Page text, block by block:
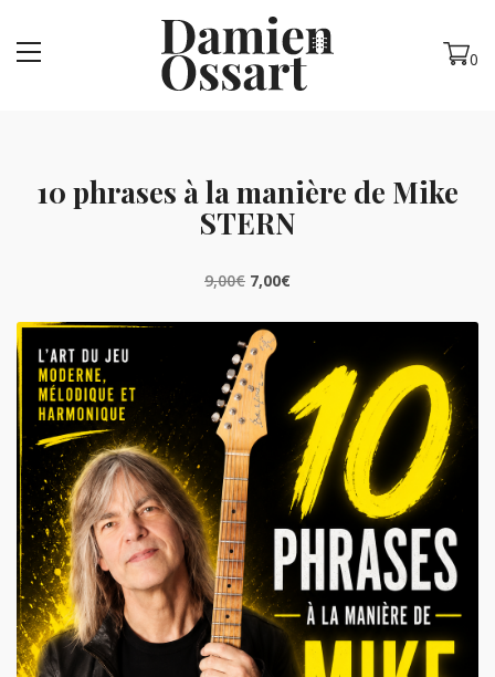
MENU 0
10 phrases à la manière de Mike
STERN
9,00€ Le
prix
était :
9,00€.
7,00€Le
est :
7,00€.